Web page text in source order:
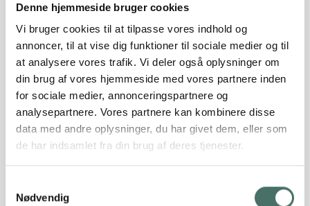
Denne hjemmeside bruger cookies
Vi bruger cookies til at tilpasse vores indhold og
annoncer, til at vise dig funktioner til sociale medier og til
at analysere vores trafik. Vi deler også oplysninger om
din brug af vores hjemmeside med vores partnere inden
for sociale medier, annonceringspartnere og
analysepartnere. Vores partnere kan kombinere disse
data med andre oplysninger, du har givet dem, eller som
de har indsamlet fra din brug af deres tjenester.
Nødvendig